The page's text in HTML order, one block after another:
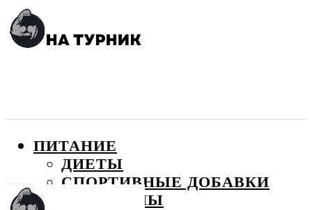
ПИТАНИЕ
ДИЕТЫ
СПОРТИВНЫЕ ДОБАВКИ
ВИТАМИНЫ